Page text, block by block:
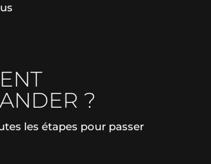
?
les étapes pour passer